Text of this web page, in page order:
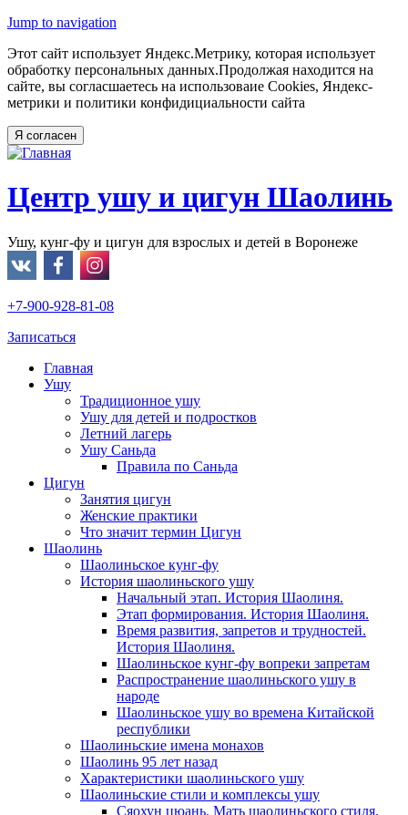
Jump to navigation
Этот сайт использует Яндекс.Метрику, которая использует
обработку персональных данных.Продолжая находится на
сайте, вы согласшаетесь на использоваие Cookies, Яндекс-
метрики и политики конфидициальности сайта
Центр ушу и цигун Шаолинь
Ушу, кунг-фу и цигун для взрослых и детей в Воронеже
+7-900-928-81-08
Записаться
Главная
Ушу
Традиционное ушу
Ушу для детей и подростков
Летний лагерь
Ушу Саньда
Правила по Саньда
Цигун
Занятия цигун
Женские практики
Что значит термин Цигун
Шаолинь
Шаолиньское кунг-фу
История шаолиньского ушу
Начальный этап. История Шаолиня.
Этап формирования. История Шаолиня.
Время развития, запретов и трудностей.
История Шаолиня.
Шаолиньское кунг-фу вопреки запретам
Распространение шаолиньского ушу в
народе
Шаолиньское ушу во времена Китайской
республики
Шаолиньские имена монахов
Шаолинь 95 лет назад
Характеристики шаолиньского ушу
Шаолиньские стили и комплексы ушу
Сяохун цюань. Мать шаолиньского стиля.